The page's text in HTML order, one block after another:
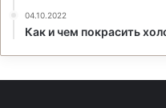
04.10.2022
Как и чем покрасить